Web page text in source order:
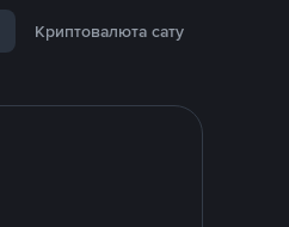
Криптовалюта сату